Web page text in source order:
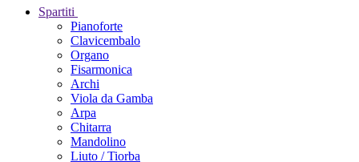
Spartiti
Pianoforte
Clavicembalo
Organo
Fisarmonica
Archi
Viola da Gamba
Arpa
Chitarra
Mandolino
Liuto / Tiorba